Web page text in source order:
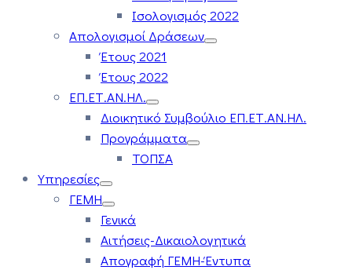
Ισολογισμός 2022
Απολογισμοί Δράσεων
Έτους 2021
Έτους 2022
ΕΠ.ΕΤ.ΑΝ.ΗΛ.
Διοικητικό Συμβούλιο ΕΠ.ΕΤ.ΑΝ.ΗΛ.
Προγράμματα
ΤΟΠΣΑ
Υπηρεσίες
ΓΕΜΗ
Γενικά
Αιτήσεις-Δικαιολογητικά
Απογραφή ΓΕΜΗ-Έντυπα